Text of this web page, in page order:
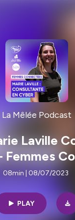
La Mêlée Podcast
Laville
Femmes
08min | 08/07/2023
PLAY